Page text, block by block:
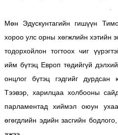
Мөн Эдускунтагийн гишүүн
хороо улс орны хөгжлийн хэтийн
тодорхойлон тогтоох чиг
ийм бүтэц Европ төдийгүй
онцлог бүтэц гэдгийг
Тээвэр, харилцаа холбооны
парламентад хиймэл оюун
өгөгдлийн эдийн засгийн